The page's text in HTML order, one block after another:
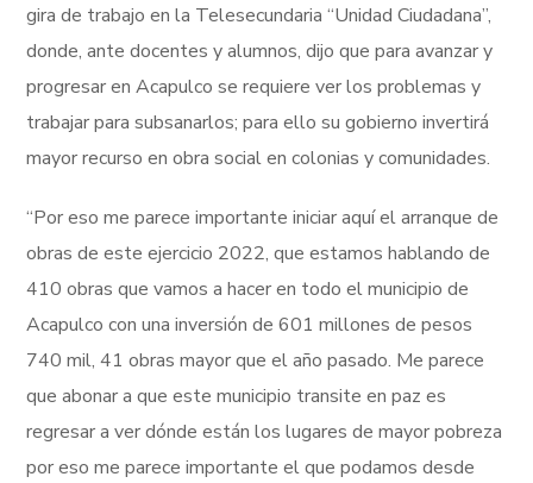
gira de trabajo en la Telesecundaria “Unidad Ciudadana”,
donde, ante docentes y alumnos, dijo que para avanzar y
progresar en Acapulco se requiere ver los problemas y
trabajar para subsanarlos; para ello su gobierno invertirá
mayor recurso en obra social en colonias y comunidades.
“Por eso me parece importante iniciar aquí el arranque de
obras de este ejercicio 2022, que estamos hablando de
410 obras que vamos a hacer en todo el municipio de
Acapulco con una inversión de 601 millones de pesos
740 mil, 41 obras mayor que el año pasado. Me parece
que abonar a que este municipio transite en paz es
regresar a ver dónde están los lugares de mayor pobreza
por eso me parece importante el que podamos desde